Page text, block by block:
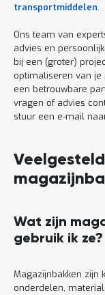
transportmiddelen.
Ons team van
advies en
bij een (groter)
optimaliseren van je
een betrouwbare
vragen of advies
stuur een e-mail
Wat zijn
gebruik ik ze?
Magazijnbakken zijn
onderdelen,